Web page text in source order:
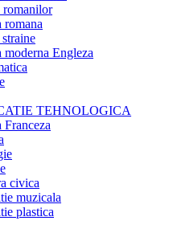
romanilor
romana
moderna Engleza
TEHNOLOGICA
Franceza
civica
muzicala
plastica